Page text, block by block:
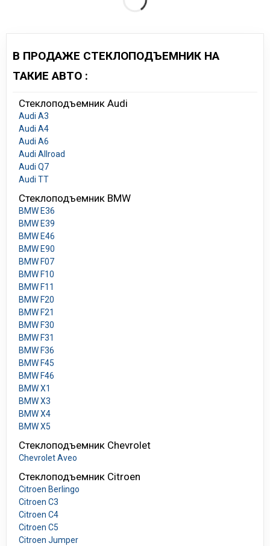
В ПРОДАЖЕ СТЕКЛОПОДЪЕМНИК НА
ТАКИЕ АВТО :
Стеклоподъемник Audi
Audi A3
Audi A4
Audi A6
Audi Allroad
Audi Q7
Audi TT
Стеклоподъемник BMW
BMW E36
BMW E39
BMW E46
BMW E90
BMW F07
BMW F10
BMW F11
BMW F20
BMW F21
BMW F30
BMW F31
BMW F36
BMW F45
BMW F46
BMW X1
BMW X3
BMW X4
BMW X5
Стеклоподъемник Chevrolet
Chevrolet Aveo
Стеклоподъемник Citroen
Citroen Berlingo
Citroen C3
Citroen C4
Citroen C5
Citroen Jumper